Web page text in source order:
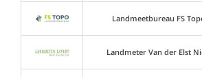
Landmeetbureau FS
Landmeter Van der Elst